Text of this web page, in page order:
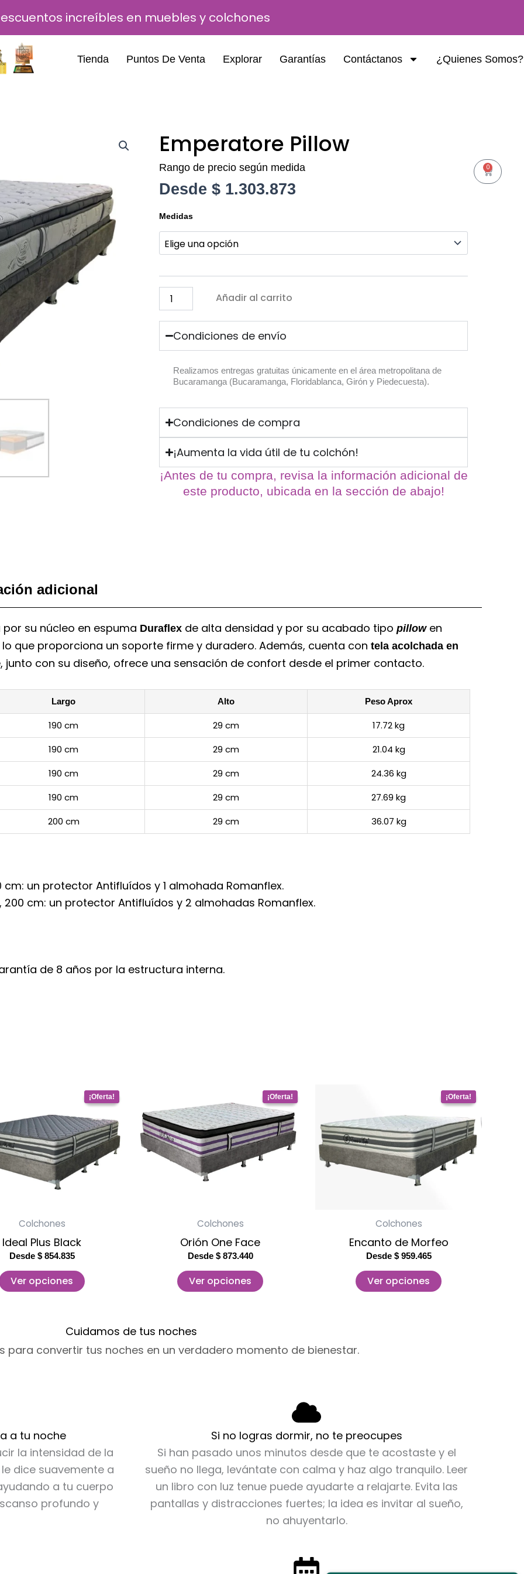
increíbles en muebles y colchones
Tienda Puntos De Venta Explorar Garantías Contáctanos ¿Quienes Somos?
Emperatore Pillow
Rango de precio según medida
Desde $ 1.303.873
Medidas
Emperatore
Pillow
cantidad
Añadir al carrito
Condiciones de envío
Realizamos entregas gratuitas únicamente en el área metropolitana de
Bucaramanga (Bucaramanga, Floridablanca, Girón y Piedecuesta).
Condiciones de compra
¡Aumenta la vida útil de tu colchón!
¡Antes de tu compra, revisa la información adicional de
este producto, ubicada en la sección de abajo!
0
Cart
adicional
su núcleo en espuma Duraflex de alta densidad y por su acabado tipo pillow en
que proporciona un soporte firme y duradero. Además, cuenta con tela acolchada en
junto con su diseño, ofrece una sensación de confort desde el primer contacto.
Largo Alto Peso Aprox
190 cm 29 cm
17.72 kg
190 cm 29 cm
21.04 kg
190 cm 29 cm
24.36 kg
190 cm 29 cm
27.69 kg
200 cm 29 cm 36.07 kg
cm: un protector Antifluídos y 1 almohada Romanflex.
200 cm: un protector Antifluídos y 2 almohadas Romanflex.
de 8 años por la estructura interna.
Colchones
Ideal Plus Black
Desde $854.835
Ver opciones
producto
tiene
múltiples
variantes.
Las
opciones
pueden
elegir
en
la
página
producto
Colchones
Orión One Face
Desde $873.440
Ver opciones
producto
tiene
múltiples
variantes.
pueden
elegir
en
la
página
Colchones
Encanto de Morfeo
Desde $959.465
Ver opciones
producto
tiene
múltiples
variantes.
Las
pueden
elegir
en
la
página
Cuidamos de tus noches
para convertir tus noches en un verdadero momento de bienestar.
a tu noche
la intensidad de la
dice suavemente a
a tu cuerpo
profundo y
Si no logras dormir, no te preocupes
Si han pasado unos minutos desde que te acostaste y el
sueño no llega, levántate con calma y haz algo tranquilo. Leer
un libro con luz tenue puede ayudarte a relajarte. Evita las
pantallas y distracciones fuertes; la idea es invitar al sueño,
no ahuyentarlo.